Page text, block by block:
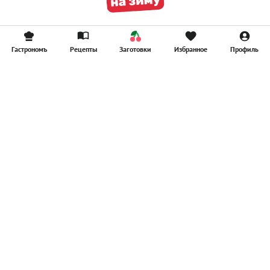
Гастрономъ Рецепты Заготовки Избранное Профиль